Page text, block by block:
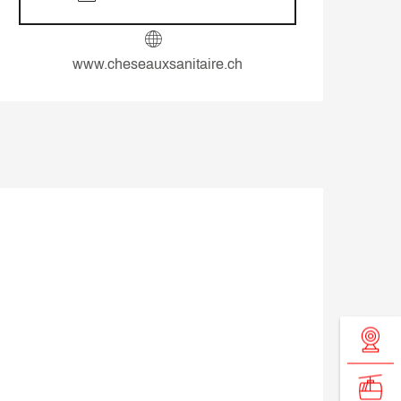
www.cheseauxsanitaire.ch